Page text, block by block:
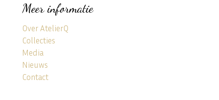
Meer informatie
Over AtelierQ
Collecties
Media
Nieuws
Contact